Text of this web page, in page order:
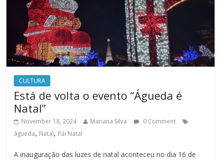
CULTURA
Está de volta o evento “Águeda é
Natal”
November 18, 2024 Mariana Silva
0 Comment
águeda, Natal, Pai Natal
A inauguração das luzes de natal aconteceu no dia 16 de